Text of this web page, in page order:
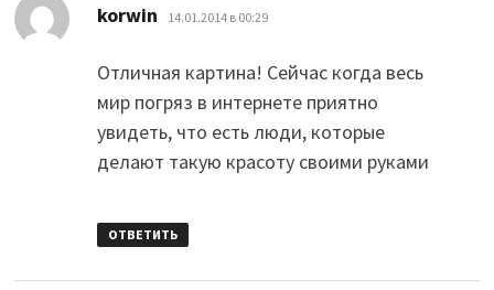
korwin 14.01.2014 в 00:29
Отличная картина! Сейчас когда весь
мир погряз в интернете приятно
увидеть, что есть люди, которые
делают такую красоту своими руками
ОТВЕТИТЬ